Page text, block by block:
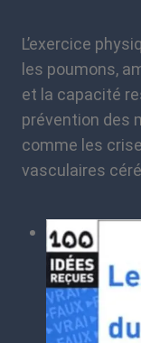
L’exercice
les poumons,
et la capacité
prévention des
comme les
vasculaires